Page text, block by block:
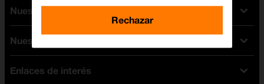
Nuestras tarifas
Tarifas Orange
Tarifas fibra y móvil
Tarifas móviles
Nuestros dispositivos
Ofertas en móviles
Enlaces de interés
Rechazar